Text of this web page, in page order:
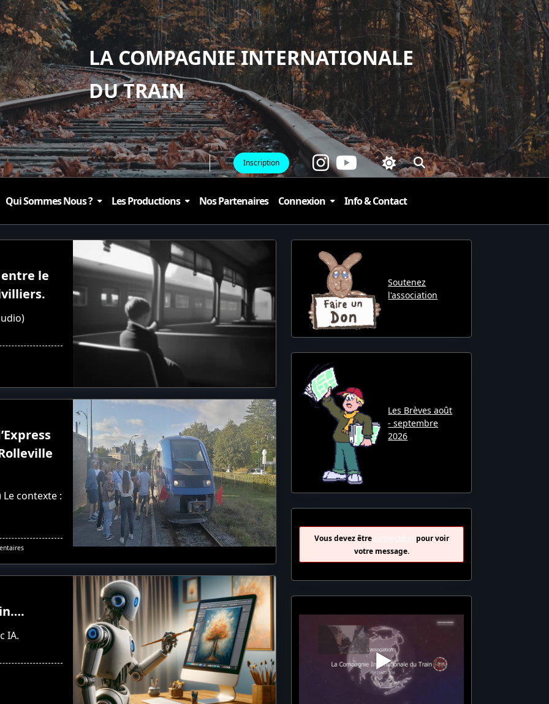
LA COMPAGNIE INTERNATIONALE
DU TRAIN
Inscription
Qui Sommes Nous ? Les Productions Nos Partenaires Connexion Info & Contact
entre le
Le contexte :
Sur
De
La
IA.
Soutenez
l'association
Les Brèves août
- septembre
2026
Vous devez être
pour voir
votre message.